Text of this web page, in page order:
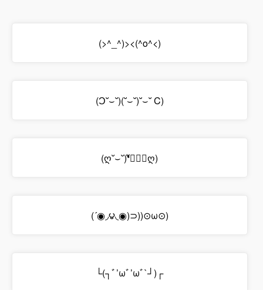
(>^_^)><(^o^<)
(Ɔ˘⌣˘)(˘⌣˘)˘⌣˘ C)
(ღ˘⌣˘)❛ั◡❛ัღ)
(´◉◞౪◟◉)⊃))⊙ω⊙)
└(┐ﾞ’ωﾞ’ωﾞ`┘)┌